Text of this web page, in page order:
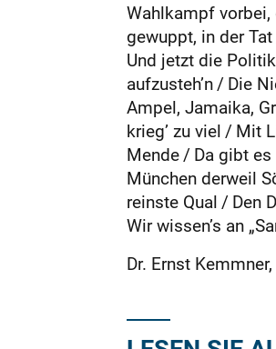
Wahlkampf vorbei,
gewuppt, in der
Und jetzt die
aufzusteh’n / Die
Ampel, Jamaika,
krieg’ zu viel / Mit
Mende / Da gibt
München derweil
reinste Qual / Den
Wir wissen’s an
Dr. Ernst